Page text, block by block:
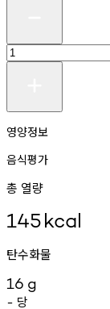
영양정보
음식평가
총 열량
145kcal
탄수화물
16 g
- 당